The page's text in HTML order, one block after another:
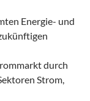
Energie- und
durch
Strom,